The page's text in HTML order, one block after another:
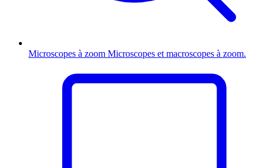
Microscopes à zoom Microscopes et macroscopes à zoom.